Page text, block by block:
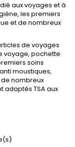
aux voyages et à
les premiers
et de nombreux
de voyages
voyage, pochette
soins
moustiques,
nombreux
TSA aux